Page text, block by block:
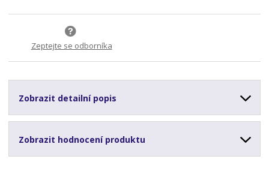
Zeptejte se odborníka
Zobrazit detailní popis
Zobrazit hodnocení produktu